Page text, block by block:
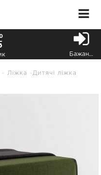
Бажання
Ліжка Дитячі ліжка